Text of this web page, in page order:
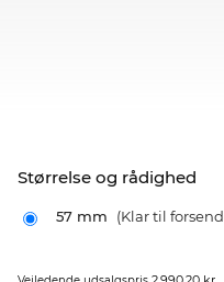
Størrelse og rådighed
57 mm (Klar til